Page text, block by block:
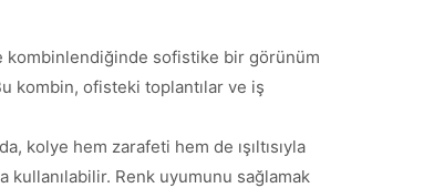
kombinlendiğinde sofistike bir görünüm
kombin, ofisteki toplantılar ve iş
kolye hem zarafeti hem de ışıltısıyla
Renk uyumunu sağlamak